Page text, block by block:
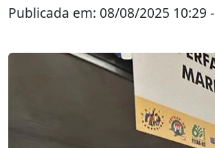
Publicada em: 08/08/2025 10:29 -